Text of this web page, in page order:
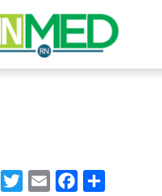
WhatsApp
Twitter
EmailFacebook